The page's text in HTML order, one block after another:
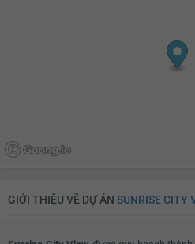
GIỚI THIỆU VỀ DỰ ÁN SUNRISE CITY